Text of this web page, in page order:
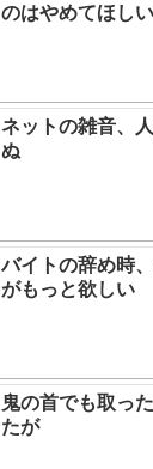
のはやめてほしい
ネットの雑音、
ぬ
バイトの辞め時
がもっと欲しい
鬼の首でも取っ
たが